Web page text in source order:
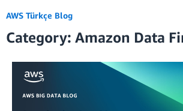
Sürümler
AWS Türkçe Blog
Category: Amazon Data